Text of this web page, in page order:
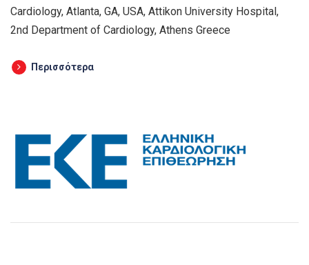
Cardiology, Atlanta, GA, USA, Attikon University Hospital,
2nd Department of Cardiology, Athens Greece
Περισσότερα